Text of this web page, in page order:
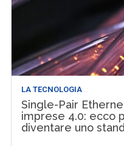
LA TECNOLOGIA
Single-Pair
imprese 4.0: ecco
diventare uno